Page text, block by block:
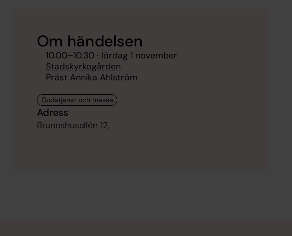
Om händelsen
10.00–10.30 · lördag 1 november
Stadskyrkogården
Präst Annika Ahlström
Adress
Brunnshusallén 12,